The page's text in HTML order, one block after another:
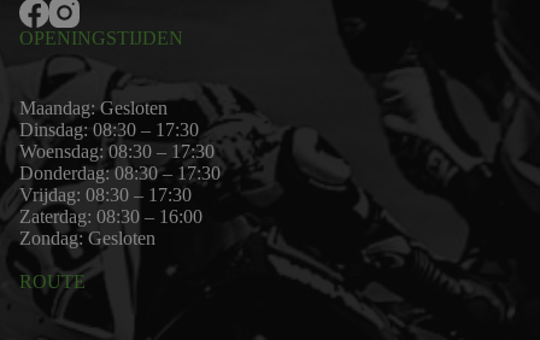
OPENINGSTIJDEN
Maandag: Gesloten
Dinsdag: 08:30 – 17:30
Woensdag: 08:30 – 17:30
Donderdag: 08:30 – 17:30
Vrijdag: 08:30 – 17:30
Zaterdag: 08:30 – 16:00
Zondag: Gesloten
ROUTE